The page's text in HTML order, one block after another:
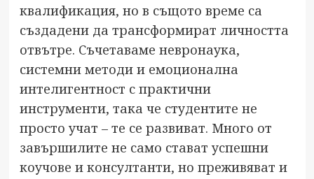
квалификация, но в същото време са
създадени да трансформират личността
отвътре. Съчетаваме невронаука,
системни методи и емоционална
интелигентност с практични
инструменти, така че студентите не
просто учат – те се развиват. Много от
завършилите не само стават успешни
коучове и консултанти, но преживяват и